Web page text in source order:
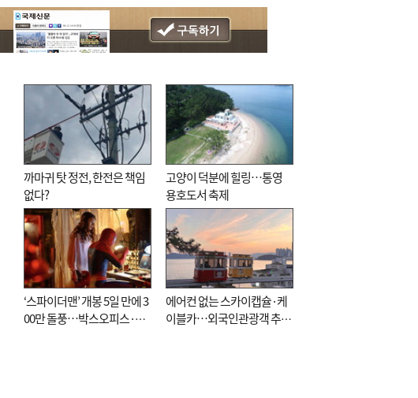
까마귀 탓 정전, 한전은 책임
없다?
고양이 덕분에 힐링…통영
용호도서 축제
‘스파이더맨’ 개봉 5일 만에 3
00만 돌풍…박스오피스·예
에어컨 없는 스카이캡슐·케
이블카…외국인관광객 추억